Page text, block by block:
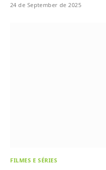
24 de September de 2025
FILMES E SÉRIES